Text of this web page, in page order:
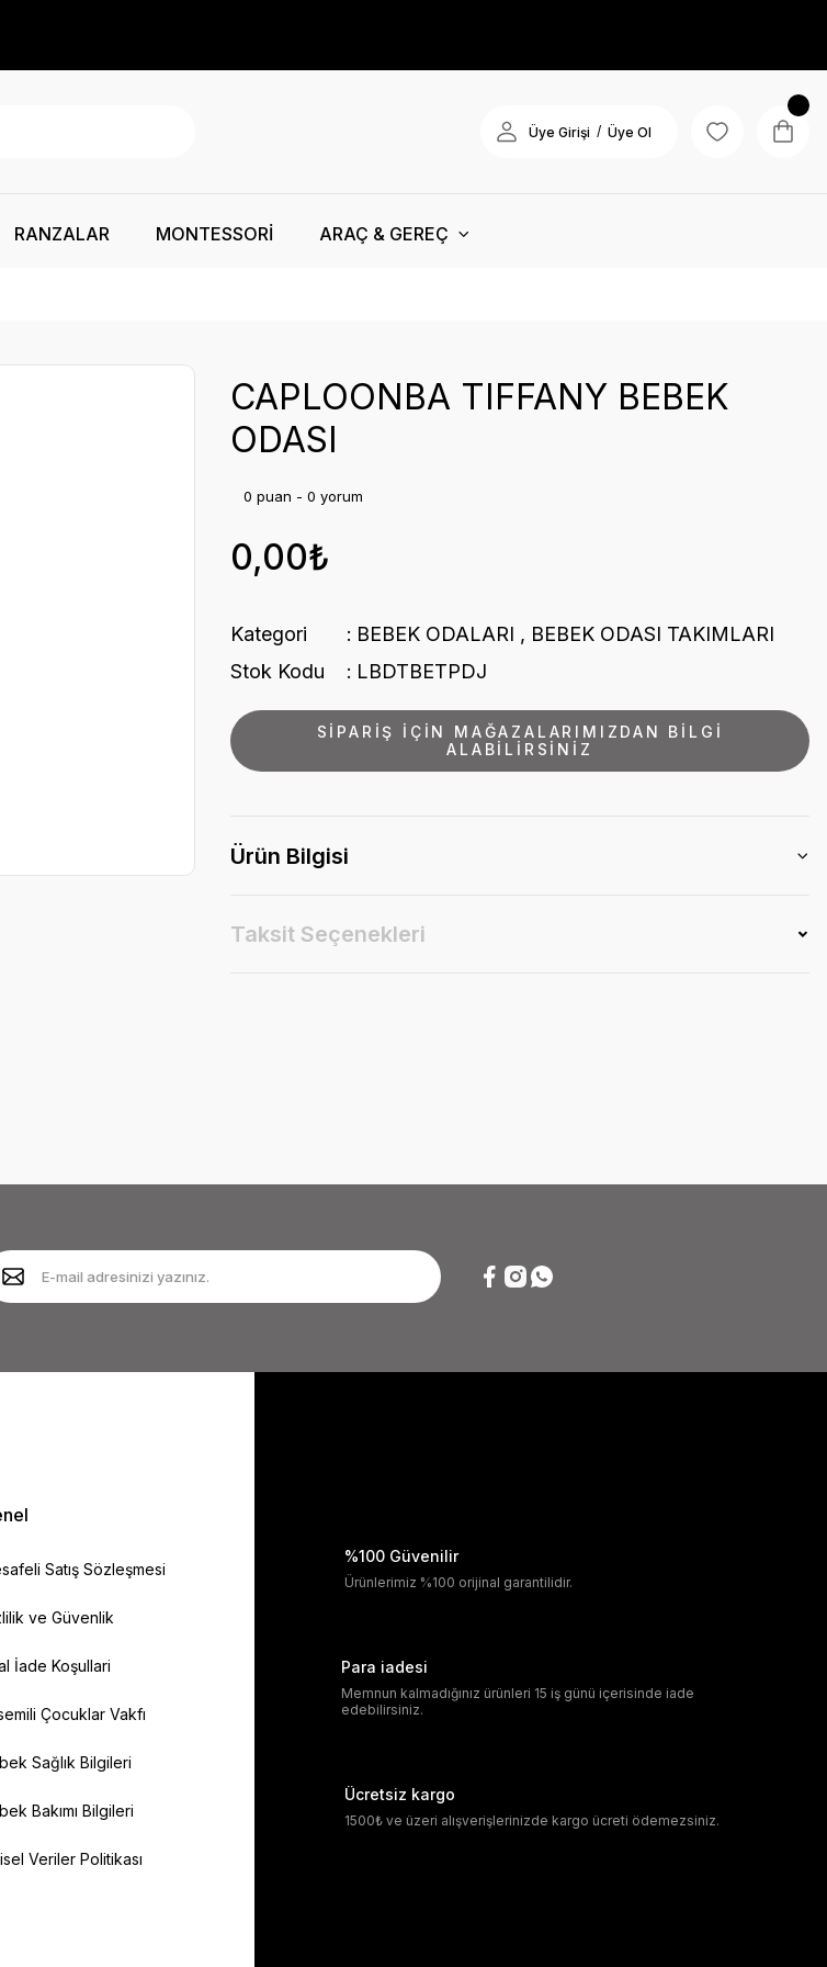
Üye Girişi / Üye Ol
RANZALAR MONTESSORİ ARAÇ & GEREÇ
CAPLOONBA TIFFANY BEBEK
ODASI
0 puan - 0 yorum
0,00₺
Kategori BEBEK ODALARI , BEBEK ODASI TAKIMLARI
Stok Kodu
LBDTBETPDJ
SİPARİŞ İÇİN MAĞAZALARIMIZDAN BİLGİ
ALABİLİRSİNİZ
Ürün Bilgisi
Taksit Seçenekleri
Satış Sözleşmesi
ve Güvenlik
İade Koşullari
Çocuklar Vakfı
Sağlık Bilgileri
Bakımı Bilgileri
Veriler Politikası
%100 Güvenilir
Ürünlerimiz %100 orijinal garantilidir.
Para iadesi
Memnun kalmadığınız ürünleri 15 iş günü içerisinde iade
edebilirsiniz.
Ücretsiz kargo
1500₺ ve üzeri alışverişlerinizde kargo ücreti ödemezsiniz.